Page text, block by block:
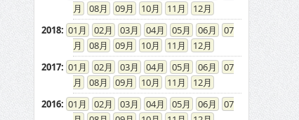
08
09 10 11
12
2018: 01 02 03 04 05 06
07
08
09 10 11
12
2017: 01 02 03 04 05 06
07
08
09 10 11
12
2016: 01 02 03 04 05 06
07